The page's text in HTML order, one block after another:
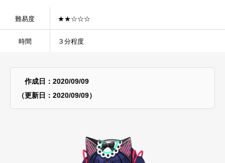
難易度 ★★☆☆☆
時間 ３分程度
作成日：2020/09/09
（更新日：2020/09/09）